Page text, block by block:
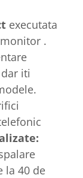
executata
.
iti
la 40 de